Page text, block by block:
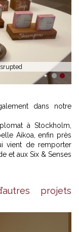
1 2
dans notre
à Stockholm,
Aikoa, enfin près
vient de remporter
et aux Six & Senses
projets